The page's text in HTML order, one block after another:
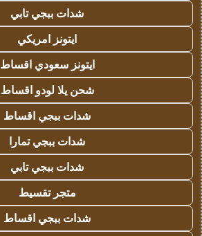
شدات ببجي تابي
ايتونز امريكي
ايتونز سعودي اقساط
شحن يلا لودو اقساط
شدات ببجي اقساط
شدات ببجي تمارا
شدات ببجي تابي
متجر تقسيط
شدات ببجي اقساط